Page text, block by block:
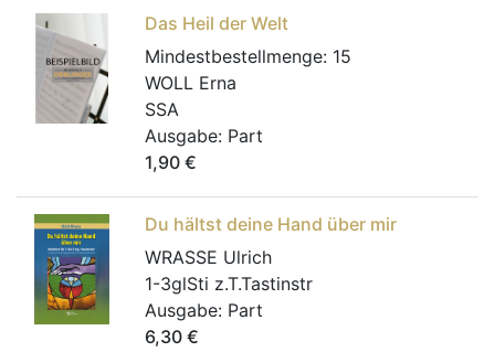
Das Heil der Welt
Mindestbestellmenge: 15
WOLL Erna
SSA
Ausgabe: Part
1,90 €
Du hältst deine Hand über mir
WRASSE Ulrich
1-3glSti z.T.Tastinstr
Ausgabe: Part
6,30 €